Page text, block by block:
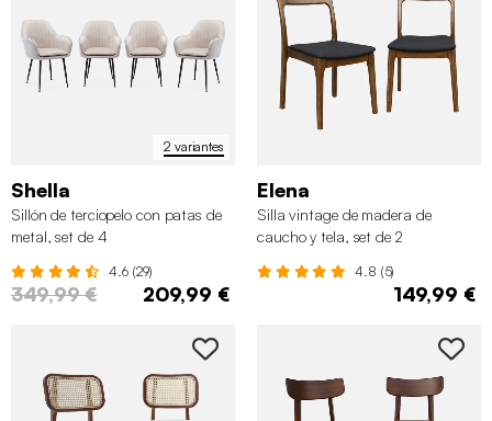
2 variantes
Shella
Sillón de terciopelo con patas de
metal, set de 4
4.6 (29)
349,99 € 209,99 €
Elena
Silla vintage de madera de
caucho y tela, set de 2
4.8 (5)
149,99 €